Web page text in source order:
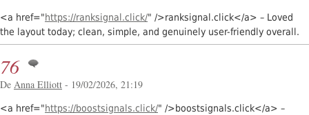
<a href="https://ranksignal.click/" />ranksignal.click</a> – Loved
the layout today; clean, simple, and genuinely user-friendly overall.
76
De Anna Elliott - 19/02/2026, 21:19
<a href="https://boostsignals.click/" />boostsignals.click</a> –